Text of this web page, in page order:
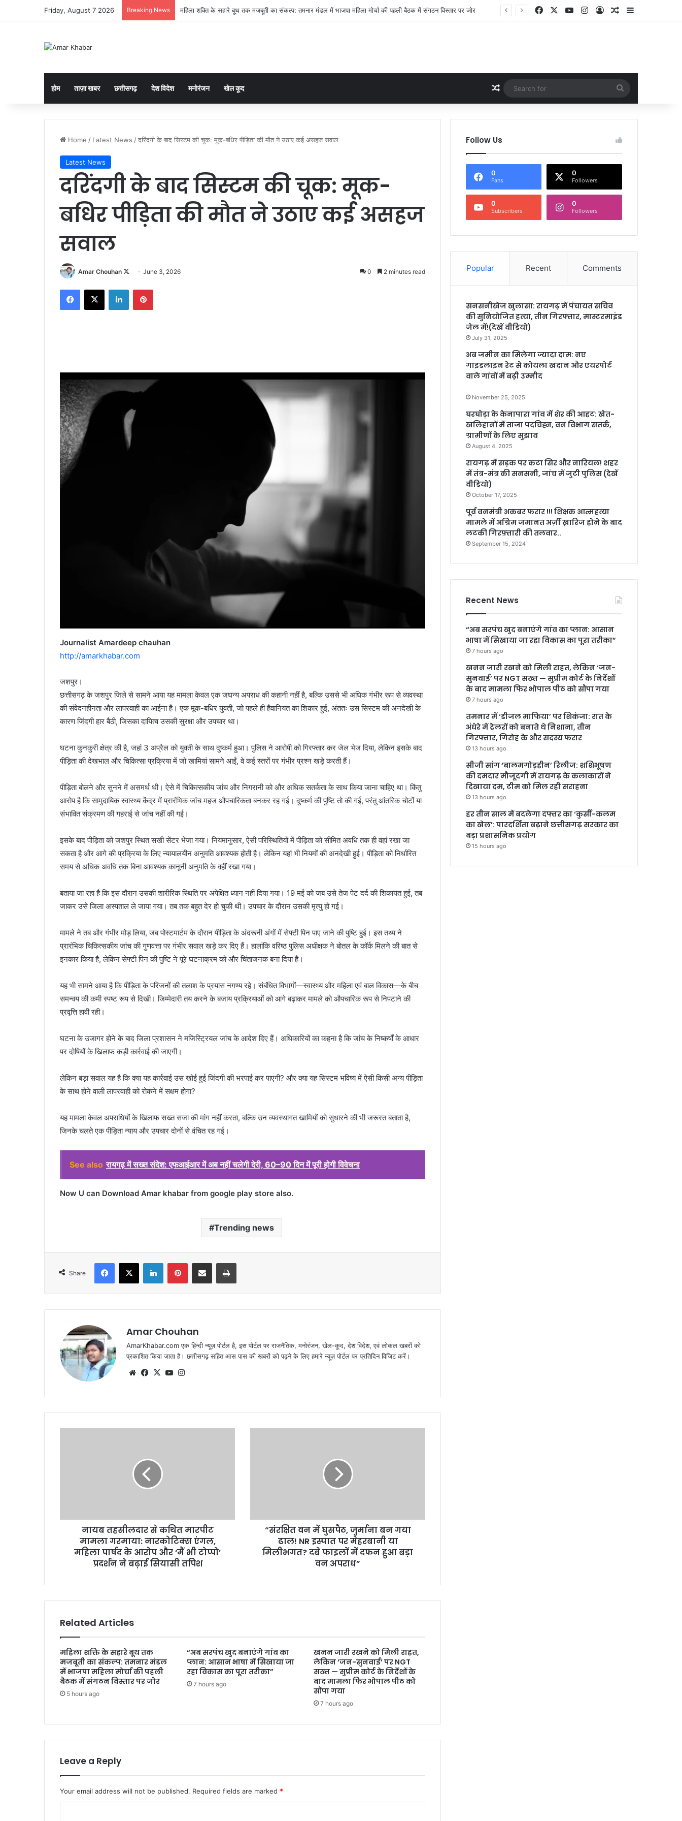
Friday, August 7 2026 Breaking News “अब सरपंच खुद बनाएंगे गांव का प्लान: आसान भाषा में सिखाया जा रहा विकास का पूरा तरीका” FacebookYouTubeInstagram
Log InRandom Article
Sidebar
होम ताज़ा खबर छत्तीसगढ़ देश विदेश मनोरंजन खेल कूद Random Article
for
Home / Latest News /दरिंदगी के बाद सिस्टम की चूक: मूक-बधिर पीड़िता की मौत ने उठाए कई असहज सवाल
Latest News
दरिंदगी के बाद सिस्टम की चूक: मूक-
बधिर पीड़िता की मौत ने उठाए कई असहज
सवाल
Amar Chouhan
FollowJune 3, 2026 0 2 minutes read
Facebook
X LinkedInPinterest
Journalist Amardeep chauhan
http://amarkhabar.com
जशपुर।
छत्तीसगढ़ के जशपुर जिले से सामने आया यह मामला केवल एक जघन्य अपराध की कहानी नहीं है, बल्कि उससे भी अधिक गंभीर रूप से व्यवस्था
की संवेदनहीनता और लापरवाही का आईना है। एक मूक-बधिर युवती, जो पहले ही हैवानियत का शिकार हुई, अंततः उस सिस्टम की अनदेखी के
कारण जिंदगी हार बैठी, जिसका दायित्व उसकी सुरक्षा और उपचार था।
घटना कुनकुरी क्षेत्र की है, जहां 3 अप्रैल को युवती के साथ दुष्कर्म हुआ। पुलिस ने आरोपी को गिरफ्तार कर जेल भेज दिया, लेकिन इसके बाद
पीड़िता की देखभाल और चिकित्सा प्रक्रिया में जो खामियां सामने आईं, वे कई स्तरों पर गंभीर प्रश्न खड़े करती हैं।
पीड़िता बोलने और सुनने में असमर्थ थी। ऐसे में चिकित्सकीय जांच और निगरानी को और अधिक सतर्कता के साथ किया जाना चाहिए था। किंतु
आरोप है कि सामुदायिक स्वास्थ्य केंद्र में प्रारंभिक जांच महज औपचारिकता बनकर रह गई। दुष्कर्म की पुष्टि तो की गई, परंतु आंतरिक चोटों या
संभावित संक्रमण की गहराई से जांच नहीं की गई।
इसके बाद पीड़िता को जशपुर स्थित सखी सेंटर भेजा गया। नियमानुसार, ऐसी परिस्थितियों में पीड़िता को सीमित अवधि तक ही वहां रखा जा
सकता है और आगे की प्रक्रिया के लिए न्यायालयीन अनुमति आवश्यक होती है। लेकिन यहां भी नियमों की अनदेखी हुई। पीड़िता को निर्धारित
समय से अधिक अवधि तक बिना आवश्यक कानूनी अनुमति के वहीं रखा गया।
बताया जा रहा है कि इस दौरान उसकी शारीरिक स्थिति पर अपेक्षित ध्यान नहीं दिया गया। 19 मई को जब उसे तेज पेट दर्द की शिकायत हुई, तब
जाकर उसे जिला अस्पताल ले जाया गया। तब तक बहुत देर हो चुकी थी। उपचार के दौरान उसकी मृत्यु हो गई।
मामले ने तब और गंभीर मोड़ लिया, जब पोस्टमार्टम के दौरान पीड़िता के अंदरूनी अंगों में सेफ्टी पिन पाए जाने की पुष्टि हुई। इस तथ्य ने
प्रारंभिक चिकित्सकीय जांच की गुणवत्ता पर गंभीर सवाल खड़े कर दिए हैं। हालांकि वरिष्ठ पुलिस अधीक्षक ने बोतल के कॉर्क मिलने की बात से
इनकार किया है, लेकिन सेफ्टी पिन की पुष्टि ने पूरे घटनाक्रम को और चिंताजनक बना दिया है।
यह भी सामने आया है कि पीड़िता के परिजनों की तलाश के प्रयास नगण्य रहे। संबंधित विभागों—स्वास्थ्य और महिला एवं बाल विकास—के बीच
समन्वय की कमी स्पष्ट रूप से दिखी। जिम्मेदारी तय करने के बजाय प्रक्रियाओं को आगे बढ़ाकर मामले को औपचारिक रूप से निपटाने की
प्रवृत्ति हावी रही।
घटना के उजागर होने के बाद जिला प्रशासन ने मजिस्ट्रियल जांच के आदेश दिए हैं। अधिकारियों का कहना है कि जांच के निष्कर्षों के आधार
पर दोषियों के खिलाफ कड़ी कार्रवाई की जाएगी।
लेकिन बड़ा सवाल यह है कि क्या यह कार्रवाई उस खोई हुई जिंदगी की भरपाई कर पाएगी? और क्या यह सिस्टम भविष्य में ऐसी किसी अन्य पीड़िता
के साथ होने वाली लापरवाही को रोकने में सक्षम होगा?
यह मामला केवल अपराधियों के खिलाफ सख्त सजा की मांग नहीं करता, बल्कि उन व्यवस्थागत खामियों को सुधारने की भी जरूरत बताता है,
जिनके चलते एक पीड़िता न्याय और उपचार दोनों से वंचित रह गई।
See also रायगढ़ में सख्त संदेश: एफआईआर में अब नहीं चलेगी देरी, 60–90 दिन में पूरी होगी विवेचना
Now U can Download Amar khabar from google play store also.
Trending news
Share
Facebook
X LinkedInPinterestShare via Email Print
Amar Chouhan
AmarKhabar.com एक हिन्दी न्यूज़ पोर्टल है, इस पोर्टल पर राजनैतिक, मनोरंजन, खेल-कूद, देश विदेश, एवं लोकल खबरों को
प्रकाशित किया जाता है। छत्तीसगढ़ सहित आस पास की खबरों को पढ़ने के लिए हमारे न्यूज़ पोर्टल पर प्रतिदिन विजिट करें।
WebsiteFacebook
X YouTube
नायब तहसीलदार से कथित मारपीट
मामला गरमाया: नारकोटिक्स एंगल,
महिला पार्षद के आरोप और ‘मैं भी टोप्पो’
प्रदर्शन ने बढ़ाई सियासी तपिश
“संरक्षित वन में घुसपैठ, जुर्माना बन गया
ढाल! NR इस्पात पर मेहरबानी या
मिलीभगत? दबे फाइलों में दफन हुआ बड़ा
वन अपराध”
Related Articles
महिला शक्ति के सहारे बूथ तक
मजबूती का संकल्प: तमनार मंडल
में भाजपा महिला मोर्चा की पहली
बैठक में संगठन विस्तार पर जोर
5 hours ago
“अब सरपंच खुद बनाएंगे गांव का
प्लान: आसान भाषा में सिखाया जा
रहा विकास का पूरा तरीका”
7 hours ago
खनन जारी रखने को मिली राहत,
लेकिन ‘जन-सुनवाई’ पर NGT
सख्त — सुप्रीम कोर्ट के निर्देशों के
बाद मामला फिर भोपाल पीठ को
सौंपा गया
7 hours ago
Leave a Reply
Your email address will not be published. Required fields are marked *
Follow Us
0
Fans
0
Followers
0
Subscribers
0
Followers
Popular Recent Comments
सनसनीखेज खुलासा: रायगढ़ में पंचायत सचिव
की सुनियोजित हत्या, तीन गिरफ्तार, मास्टरमाइंड
जेल में!(देखें वीडियो)
July 31, 2025
अब जमीन का मिलेगा ज्यादा दाम: नए
गाइडलाइन रेट से कोयला खदान और एयरपोर्ट
वाले गांवों में बढ़ी उम्मीद
November 25, 2025
घरघोड़ा के केनापारा गांव में शेर की आहट: खेत-
खलिहानों में ताजा पदचिह्न, वन विभाग सतर्क,
ग्रामीणों के लिए सुझाव
August 4, 2025
रायगढ़ में सड़क पर कटा सिर और नारियल! शहर
में तंत्र-मंत्र की सनसनी, जांच में जुटी पुलिस (देखें
वीडियो)
October 17, 2025
पूर्व वनमंत्री अकबर फरार !!! शिक्षक आत्महत्या
मामले में अग्रिम जमानत अर्ज़ी ख़ारिज होने के बाद
लटकी गिरफ़्तारी की तलवार..
September 15, 2024
Recent News
“अब सरपंच खुद बनाएंगे गांव का प्लान: आसान
भाषा में सिखाया जा रहा विकास का पूरा तरीका”
7 hours ago
खनन जारी रखने को मिली राहत, लेकिन ‘जन-
सुनवाई’ पर NGT सख्त — सुप्रीम कोर्ट के निर्देशों
के बाद मामला फिर भोपाल पीठ को सौंपा गया
7 hours ago
तमनार में ‘डीजल माफिया’ पर शिकंजा: रात के
अंधेरे में ट्रेलरों को बनाते थे निशाना, तीन
गिरफ्तार, गिरोह के और सदस्य फरार
13 hours ago
सीजी सांग ‘बालमगोड़हीन’ रिलीज: शशिभूषण
की दमदार मौजूदगी में रायगढ़ के कलाकारों ने
दिखाया दम, टीम को मिल रही सराहना
13 hours ago
हर तीन साल में बदलेगा दफ्तर का ‘कुर्सी-कलम
का खेल’: पारदर्शिता बढ़ाने छत्तीसगढ़ सरकार का
बड़ा प्रशासनिक प्रयोग
15 hours ago